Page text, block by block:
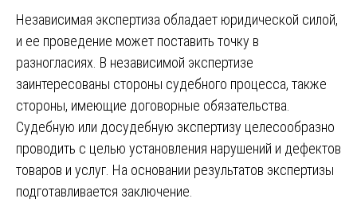
Независимая экспертиза обладает юридической силой,
и ее проведение может поставить точку в
разногласиях. В независимой экспертизе
заинтересованы стороны судебного процесса, также
стороны, имеющие договорные обязательства.
Судебную или досудебную экспертизу целесообразно
проводить с целью установления нарушений и дефектов
товаров и услуг. На основании результатов экспертизы
подготавливается заключение.